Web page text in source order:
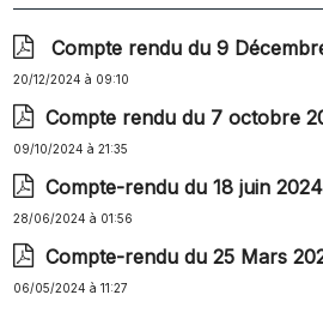
Compte rendu du 9
20/12/2024 à 09:10
Compte rendu du 7 octobre
09/10/2024 à 21:35
Compte-rendu du 18 juin 2024
28/06/2024 à 01:56
Compte-rendu du 25 Mars
06/05/2024 à 11:27